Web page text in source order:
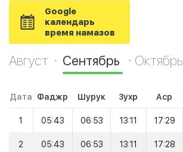
Google
календарь
время намазов
Август Сентябрь Октябрь
Дата Фаджр Шурук Зухр Аср
1 05:43 06:53 13:11 17:29
2 05:43 06:53 13:11 17:28